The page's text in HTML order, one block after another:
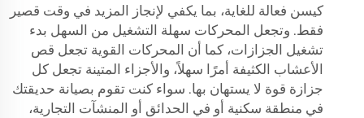
كيسن فعالة للغاية، بما يكفي لإنجاز المزيد في وقت قصير
فقط. وتجعل المحركات سهلة التشغيل من السهل بدء
تشغيل الجزازات، كما أن المحركات القوية تجعل قص
الأعشاب الكثيفة أمرًا سهلاً، والأجزاء المتينة تجعل كل
جزازة قوة لا يستهان بها. سواء كنت تقوم بصيانة حديقتك
في منطقة سكنية أو في الحدائق أو المنشآت التجارية،